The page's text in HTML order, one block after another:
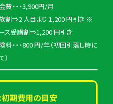
・・・3,900円/月
割⇒2 人目より 1,200 円引き ※
ス受講割⇒1,200 円引き
・・・800 円/年（初回引落し時に
）
期費用の目安